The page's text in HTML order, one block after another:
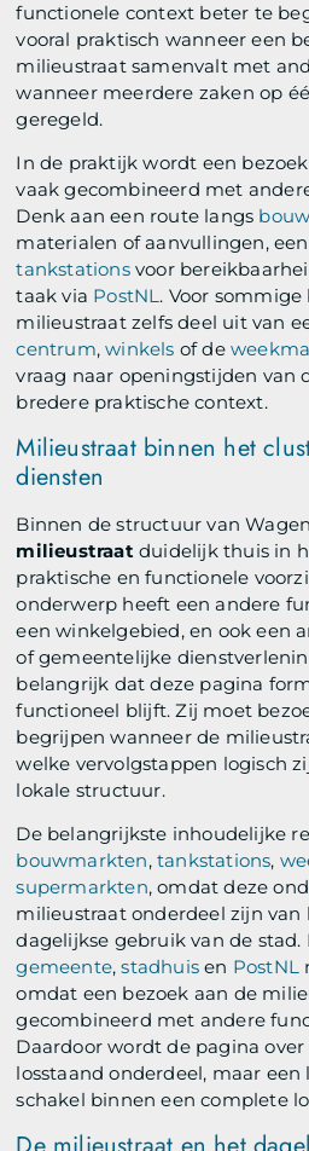
functionele context beter te
vooral praktisch wanneer een
milieustraat samenvalt met
wanneer meerdere zaken op
geregeld.
In de praktijk wordt een
vaak gecombineerd met
Denk aan een route langs
materialen of aanvullingen,
tankstationsvoor
taak via PostNL. Voor
milieustraat zelfs deel uit van
centrum,winkels of de
vraag naar openingstijden van
bredere praktische context.
Milieustraat binnen het
diensten
Binnen de structuur van
milieustraat duidelijk thuis in
praktische en functionele
onderwerp heeft een andere
een winkelgebied, en ook een
of gemeentelijke
belangrijk dat deze pagina
functioneel blijft. Zij moet
begrijpen wanneer de
welke vervolgstappen logisch
lokale structuur.
De belangrijkste inhoudelijke
bouwmarkten,tankstations,
supermarkten, omdat deze
milieustraat onderdeel zijn van
dagelijkse gebruik van de stad.
gemeente,stadhuis en PostNL
omdat een bezoek aan de
gecombineerd met andere
Daardoor wordt de pagina
losstaand onderdeel, maar een
schakel binnen een complete